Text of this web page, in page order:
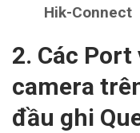
Hik-Connect
2. Các Port
camera
đầu ghi